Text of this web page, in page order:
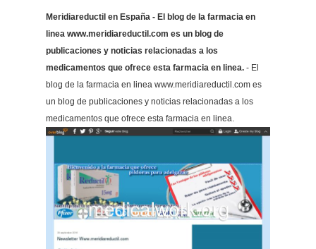
Meridiareductil en España - El blog de la farmacia en
linea www.meridiareductil.com es un blog de
publicaciones y noticias relacionadas a los
medicamentos que ofrece esta farmacia en linea. - El
blog de la farmacia en linea www.meridiareductil.com es
un blog de publicaciones y noticias relacionadas a los
medicamentos que ofrece esta farmacia en linea.